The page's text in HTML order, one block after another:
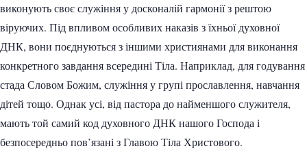
виконують своє служіння у досконалій гармонії з рештою
віруючих. Під впливом особливих наказів з їхньої духовної
ДНК, вони поєднуються з іншими християнами для виконання
конкретного завдання всередині Тіла. Наприклад, для годування
стада Словом Божим, служіння у групі прославлення, навчання
дітей тощо. Однак усі, від пастора до найменшого служителя,
мають той самий код духовного ДНК нашого Господа і
безпосередньо пов’язані з Главою Тіла Христового.